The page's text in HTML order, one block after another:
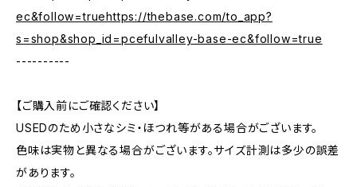
ec&follow=truehttps://thebase.com/to_app?
s=shop&shop_id=pcefulvalley-base-ec&follow=true
----------
【ご購入前にご確認ください】
USEDのため小さなシミ・ほつれ等がある場合がございます。
色味は実物と異なる場合がございます。サイズ計測は多少の誤差
があります。